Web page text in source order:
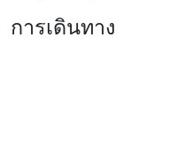
การเดินทาง